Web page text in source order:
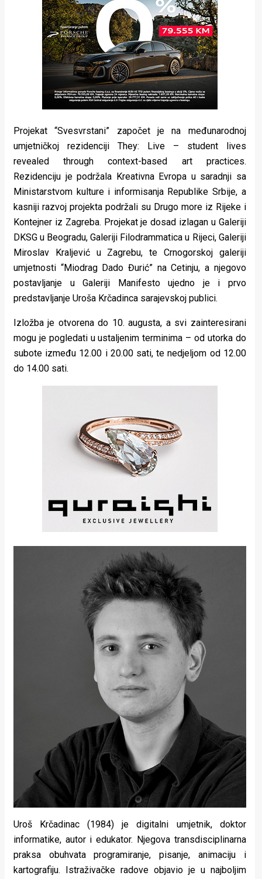
Projekat “Svesvrstani” započet je na međunarodnoj
umjetničkoj rezidenciji They: Live – student lives
revealed through context-based art practices.
Rezidenciju je podržala Kreativna Evropa u saradnji sa
Ministarstvom kulture i informisanja Republike Srbije, a
kasniji razvoj projekta podržali su Drugo more iz Rijeke i
Kontejner iz Zagreba. Projekat je dosad izlagan u Galeriji
DKSG u Beogradu, Galeriji Filodrammatica u Rijeci, Galeriji
Miroslav Kraljević u Zagrebu, te Crnogorskoj galeriji
umjetnosti “Miodrag Dado Đurić” na Cetinju, a njegovo
postavljanje u Galeriji Manifesto ujedno je i prvo
predstavljanje Uroša Krčadinca sarajevskoj publici.
Izložba je otvorena do 10. augusta, a svi zainteresirani
mogu je pogledati u ustaljenim terminima – od utorka do
subote između 12.00 i 20.00 sati, te nedjeljom od 12.00
do 14.00 sati.
Uroš Krčadinac (1984) je digitalni umjetnik, doktor
informatike, autor i edukator. Njegova transdisciplinarna
praksa obuhvata programiranje, pisanje, animaciju i
kartografiju. Istraživačke radove objavio je u najboljim